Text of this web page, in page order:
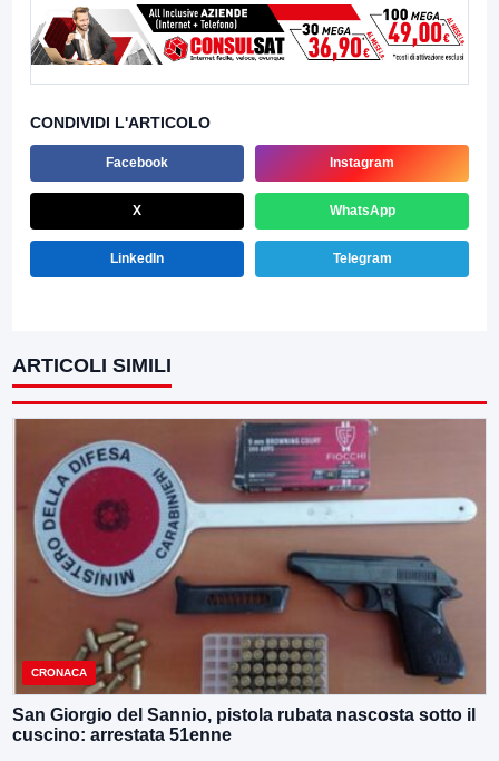
CONDIVIDI L'ARTICOLO
Facebook Instagram
X WhatsApp
LinkedIn Telegram
ARTICOLI SIMILI
CRONACA
San Giorgio del Sannio, pistola rubata nascosta sotto il
cuscino: arrestata 51enne